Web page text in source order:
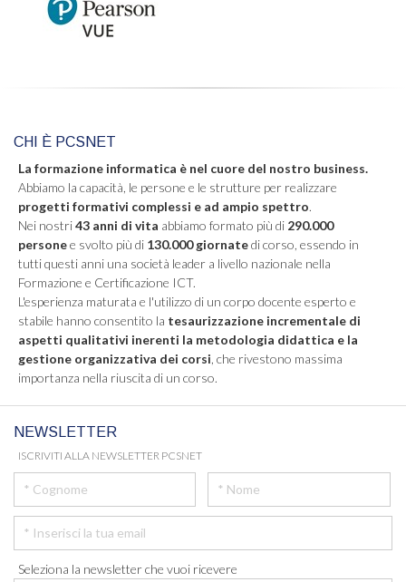
CHI È PCSNET
La formazione informatica è nel cuore del nostro business.
Abbiamo la capacità, le persone e le strutture per realizzare
progetti formativi complessi e ad ampio spettro.
Nei nostri43 anni di vita abbiamo formato più di 290.000
personee svolto più di 130.000 giornatedi corso, essendo in
tutti questi anni una società leader a livello nazionale nella
Formazione e Certificazione ICT.
L'esperienza maturata e l'utilizzo di un corpo docente esperto e
stabile hanno consentito la tesaurizzazione incrementale di
aspetti qualitativi inerenti la metodologia didattica e la
gestione organizzativa dei corsi , che rivestono massima
importanza nella riuscita di un corso.
NEWSLETTER
ISCRIVITI ALLA NEWSLETTER PCSNET
Seleziona la newsletter che vuoi ricevere